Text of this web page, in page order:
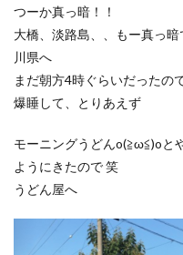
つーか真っ暗！！
大橋、淡路島、、もー真っ
川県へ
まだ朝方4時ぐらいだったの
爆睡して、とりあえず
モーニングうどんo(≧ω≦)oと
ようにきたので 笑
うどん屋へ